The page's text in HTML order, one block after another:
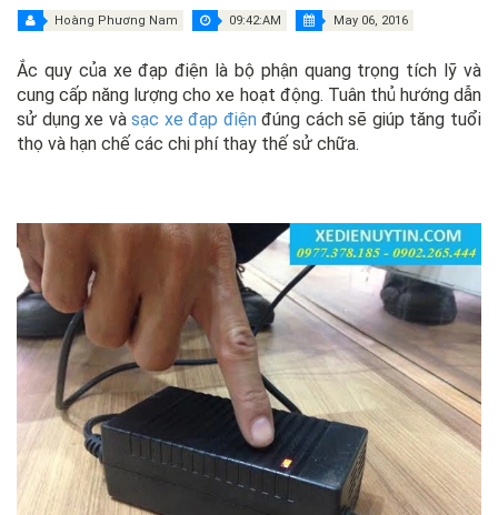
Hoàng Phương Nam 09:42:AM May 06, 2016
Ắc quy của xe đạp điện là bộ phận quang trọng tích lỹ và
cung cấp năng lượng cho xe hoạt động. Tuân thủ hướng dẫn
sử dụng xe vàsạc xe đạp điệnđúng cách sẽ giúp tăng tuổi
thọ và hạn chế các chi phí thay thế sử chữa.